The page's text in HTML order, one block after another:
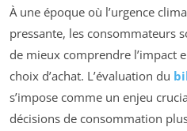
À une époque où l’urgence
pressante, les consommateurs
de mieux comprendre l’impact
choix d’achat. L’évaluation du
s’impose comme un enjeu
décisions de consommation